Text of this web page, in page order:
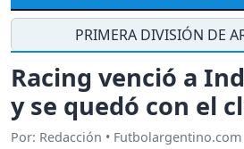
PRIMERA DIVISIÓN DE
Racing venció a
y se quedó con el
Por: Redacción • Futbolargentino.com